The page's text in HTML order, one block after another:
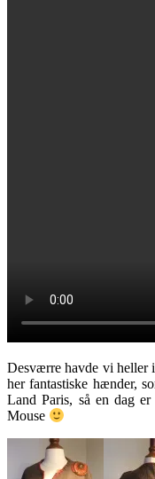
Desværre havde vi heller
her fantastiske hænder,
Land Paris, så en dag
Mouse